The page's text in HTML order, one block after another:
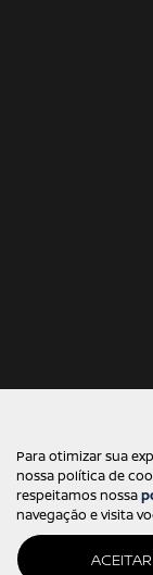
Prima
Para otimizar sua
nossa política de
respeitamos nossa
navegação e visita
ACEITAR